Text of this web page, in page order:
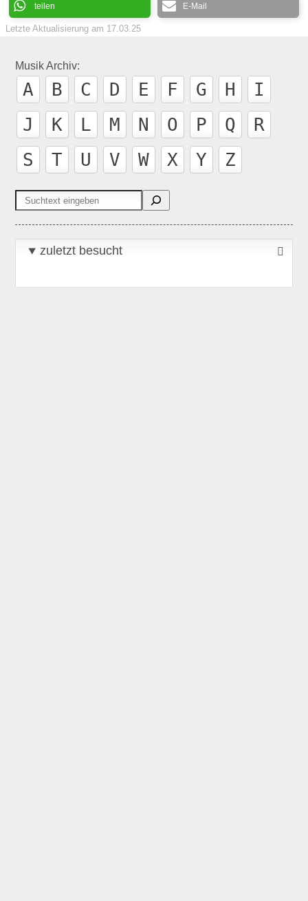
teilen E-Mail
Letzte Aktualisierung am 17.03.25
Musik Archiv:
A B C D E F G H
I
J
K L M N O P Q
R
S
T U V W X Y Z
Suchen
zuletzt besucht